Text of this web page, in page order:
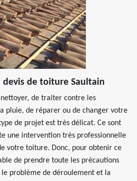
de toiture Saultain
nettoyer, de traiter contre les
pluie, de réparer ou de changer votre
de projet est très délicat. Ce sont
une intervention très professionnelle
votre toiture. Donc, pour obtenir ce
de prendre toute les précautions
le problème de déroulement et la